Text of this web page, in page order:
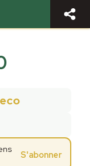
S'abonner